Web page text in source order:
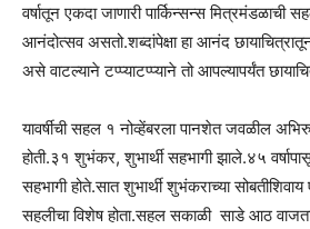
वर्षातून एकदा जाणारी पार्किन्सन्स मित्रमंडळाची
आनंदोत्सव असतो.शब्दांपेक्षा हा आनंद
असे वाटल्याने टप्प्याटप्प्याने तो आपल्यापर्यंत
यावर्षीची सहल १ नोव्हेंबरला पानशेत जवळील
होती.३१ शुभंकर, शुभार्थी सहभागी झाले.४५
सहभागी होते.सात शुभार्थी शुभंकराच्या
सहलीचा विशेष होता.सहल सकाळी साडे आठ